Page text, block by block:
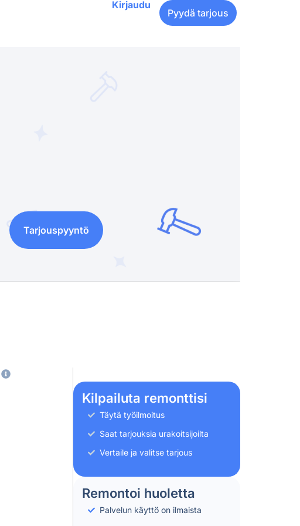
Kirjaudu
Pyydä tarjous
Tarjouspyyntö
Kilpailuta remonttisi
Täytä työilmoitus
Saat tarjouksia urakoitsijoilta
Vertaile ja valitse tarjous
Remontoi huoletta
Palvelun käyttö on ilmaista